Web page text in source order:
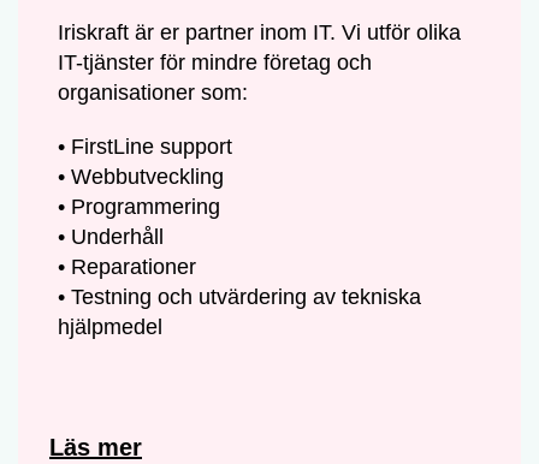
Iriskraft är er partner inom IT. Vi utför olika
IT-tjänster för mindre företag och
organisationer som:
• FirstLine support
• Webbutveckling
• Programmering
• Underhåll
• Reparationer
• Testning och utvärdering av tekniska
hjälpmedel
Läs mer